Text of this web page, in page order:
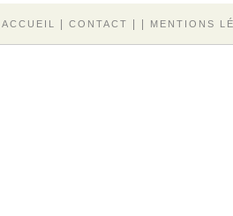
ACCUEIL CONTACT MENTIONS